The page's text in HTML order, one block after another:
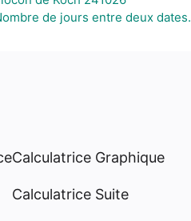
de jours entre deux dates.
Calculatrice Graphique
Calculatrice Suite